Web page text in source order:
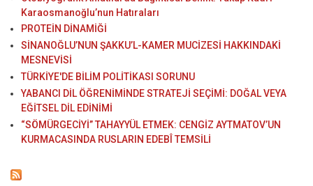
Karaosmanoğlu’nun Hatıraları
PROTEİN DİNAMİĞİ
SİNANOĞLU’NUN ŞAKKU’L-KAMER MUCİZESİ HAKKINDAKİ
MESNEVİSİ
TÜRKİYE'DE BİLİM POLİTİKASI SORUNU
YABANCI DİL ÖĞRENİMİNDE STRATEJİ SEÇİMİ: DOĞAL VEYA
EĞİTSEL DİL EDİNİMİ
“SÖMÜRGECİYİ” TAHAYYÜL ETMEK: CENGİZ AYTMATOV’UN
KURMACASINDA RUSLARIN EDEBÎ TEMSİLİ